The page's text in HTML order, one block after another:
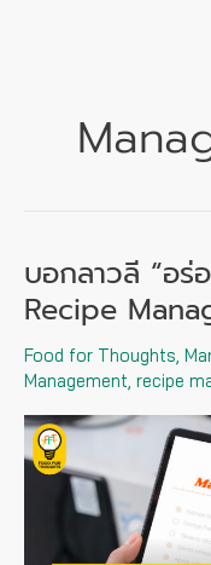
บอกลาวลี “อร่
Recipe
Food for Thoughts,
Management, recipe
บอก
ลาว
ลี
“อร่อย
ไม่
ซ้ำ
จำ
สูตร
ด้วย